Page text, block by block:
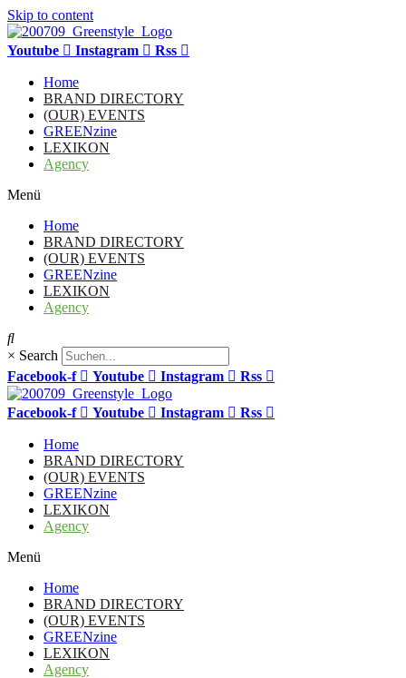
Skip to content
Youtube Instagram Rss
Home
BRAND DIRECTORY
(OUR) EVENTS
GREENzine
LEXIKON
Agency
Menü
Home
BRAND DIRECTORY
(OUR) EVENTS
GREENzine
LEXIKON
Agency
× Search
Facebook-f
Youtube Instagram Rss
Facebook-f Youtube Instagram Rss
Home
BRAND DIRECTORY
(OUR) EVENTS
GREENzine
LEXIKON
Agency
Menü
Home
BRAND DIRECTORY
(OUR) EVENTS
GREENzine
LEXIKON
Agency